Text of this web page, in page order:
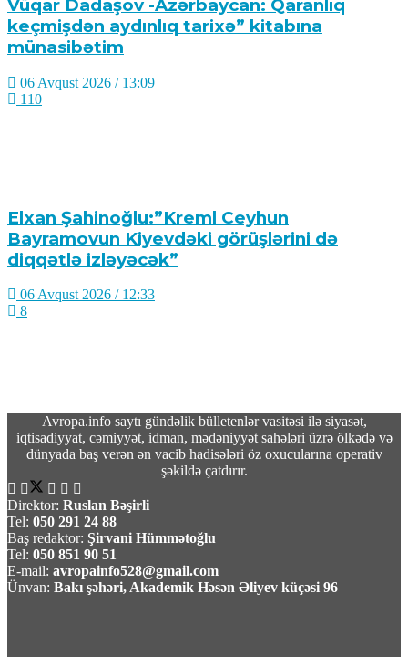
Vüqar Dadaşov -Azərbaycan: Qaranlıq
keçmişdən aydınlıq tarixə” kitabına
münasibətim
06 Avqust 2026 / 13:09
110
Elxan Şahinoğlu:”Kreml Ceyhun
Bayramovun Kiyevdəki görüşlərini də
diqqətlə izləyəcək”
06 Avqust 2026 / 12:33
8
Behnam Səidi: “Hörmüz boğazı İrana qarşı
təhdidlər bitənə qədər bağlı qalacaq”
06 Avqust 2026 / 12:24
8
Avropa.info saytı gündəlik bülletenlər vasitəsi ilə siyasət,
iqtisadiyyat, cəmiyyət, idman, mədəniyyət sahələri üzrə ölkədə və
dünyada baş verən ən vacib hadisələri öz oxucularına operativ
şəkildə çatdırır.
Direktor: Ruslan Bəşirli
Tel: 050 291 24 88
Baş redaktor: Şirvani Hümmətoğlu
Tel: 050 851 90 51
E-mail: avropainfo528@gmail.com
Ünvan: Bakı şəhəri, Akademik Həsən Əliyev küçəsi 96